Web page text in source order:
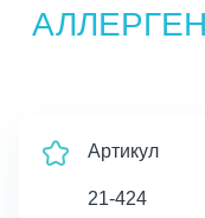
Артикул
21-424